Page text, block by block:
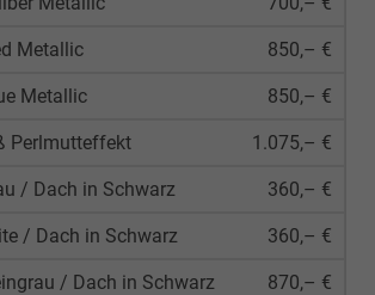
Metallic 850,– €
Metallic 850,– €
Perlmutteffekt 1.075,– €
/ Dach in Schwarz 360,– €
/ Dach in Schwarz 360,– €
/ Dach in Schwarz 870,– €